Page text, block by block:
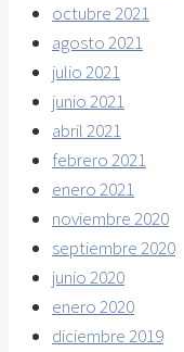
octubre 2021
agosto 2021
julio 2021
junio 2021
abril 2021
febrero 2021
enero 2021
noviembre 2020
septiembre 2020
junio 2020
enero 2020
diciembre 2019